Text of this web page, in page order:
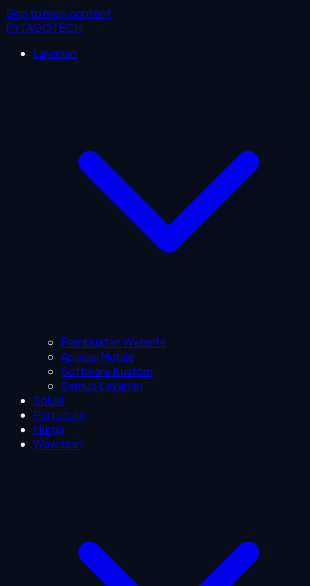
Skip to main content
PYTAGOTECH
Layanan
Pembuatan Website
Aplikasi Mobile
Software Kustom
Semua Layanan
Solusi
Portofolio
Harga
Wawasan